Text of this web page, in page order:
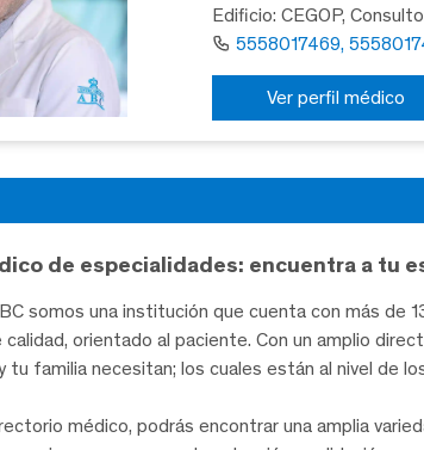
Edificio: CEGOP,
5558017469,
Ver perfil médico
de especialidades: encuentra a tu
somos una institución que cuenta con más de
calidad, orientado al paciente. Con un amplio
tu familia necesitan; los cuales están al nivel de
médico, podrás encontrar una amplia